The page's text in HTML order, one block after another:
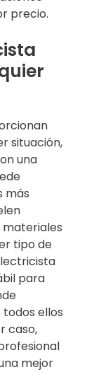
precio.
situación,
una
más
tipo de
para
ellos
caso,
mejor